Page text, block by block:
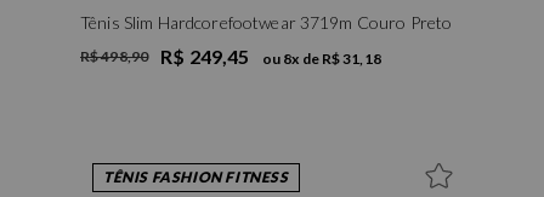
Tênis Slim Hardcorefootwear 3719m Couro Preto
R$ 498,90 R$ 249,45 ou 8x de R$ 31,18
TÊNIS FASHION FITNESS